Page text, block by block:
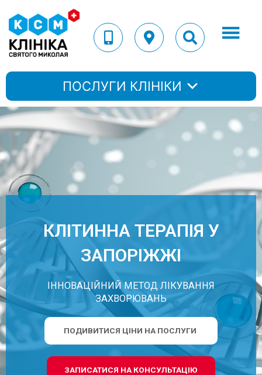
ПОСЛУГИ КЛІНІКИ
КЛІТИННА ТЕРАПІЯ У
ЗАПОРІЖЖІ
ІННОВАЦІЙНИЙ МЕТОД ЛІКУВАННЯ
ЗАХВОРЮВАНЬ
ПОДИВИТИСЯ ЦІНИ НА ПОСЛУГИ
ЗАПИСАТИСЯ НА КОНСУЛЬТАЦІЮ